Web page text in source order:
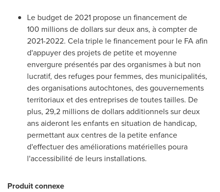
Le budget de 2021 propose un financement de
100 millions de dollars sur deux ans, à compter de
2021-2022. Cela triple le financement pour le FA afin
d'appuyer des projets de petite et moyenne
envergure présentés par des organismes à but non
lucratif, des refuges pour femmes, des municipalités,
des organisations autochtones, des gouvernements
territoriaux et des entreprises de toutes tailles. De
plus, 29,2 millions de dollars additionnels sur deux
ans aideront les enfants en situation de handicap,
permettant aux centres de la petite enfance
d'effectuer des améliorations matérielles poura
l'accessibilité de leurs installations.
Produit connexe